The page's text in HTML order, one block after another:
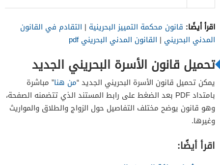
اقرأ أيضًا: قانون محكمة التمييز البحرينية | التقادم في القانون
المدني البحريني | القانون المدني البحريني pdf
تحميل قانون الأسرة البحريني الجديد
يمكن تحميل قانون الأسرة البحريني الجديد “من هنا” مباشرة
بامتداد PDF بعد الضغط على رابط المستند الذي تتضمنه الصفحة،
وهو قانون يوضح مختلف التفاصيل حول الزواج والطلاق والمواريث
وغيرها.
اقرأ أيضًا: